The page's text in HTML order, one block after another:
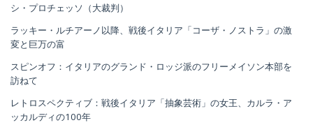
シ・プロチェッソ（大裁判）
ラッキー・ルチアーノ以降、戦後イタリア「コーザ・ノストラ」の激
変と巨万の富
スピンオフ：イタリアのグランド・ロッジ派のフリーメイソン本部を
訪ねて
レトロスペクティブ：戦後イタリア「抽象芸術」の女王、カルラ・ア
ッカルディの100年